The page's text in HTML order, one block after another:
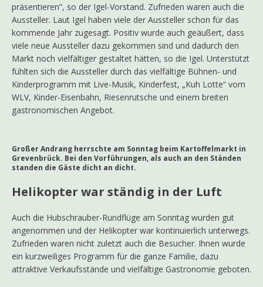
präsentieren“, so der Igel-Vorstand. Zufrieden waren auch die
Aussteller. Laut Igel haben viele der Aussteller schon für das
kommende Jahr zugesagt. Positiv wurde auch geäußert, dass
viele neue Aussteller dazu gekommen sind und dadurch den
Markt noch vielfältiger gestaltet hätten, so die Igel. Unterstützt
fühlten sich die Aussteller durch das vielfältige Bühnen- und
Kinderprogramm mit Live-Musik, Kinderfest, „Kuh Lotte“ vom
WLV, Kinder-Eisenbahn, Riesenrutsche und einem breiten
gastronomischen Angebot.
Großer Andrang herrschte am Sonntag beim Kartoffelmarkt in
Grevenbrück. Bei den Vorführungen, als auch an den Ständen
standen die Gäste dicht an dicht.
Helikopter war ständig in der Luft
Auch die Hubschrauber-Rundflüge am Sonntag wurden gut
angenommen und der Helikopter war kontinuierlich unterwegs.
Zufrieden waren nicht zuletzt auch die Besucher. Ihnen wurde
ein kurzweiliges Programm für die ganze Familie, dazu
attraktive Verkaufsstände und vielfältige Gastronomie geboten.